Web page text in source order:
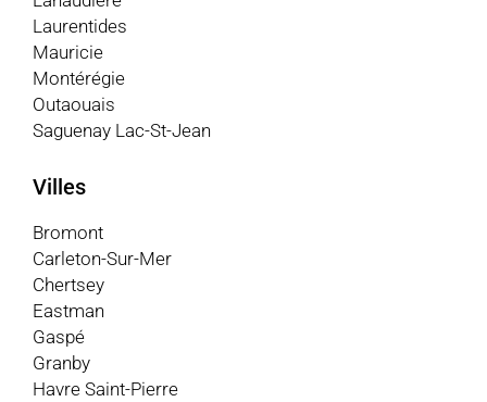
Laurentides
Mauricie
Montérégie
Outaouais
Saguenay Lac-St-Jean
Villes
Bromont
Carleton-Sur-Mer
Chertsey
Eastman
Gaspé
Granby
Havre Saint-Pierre